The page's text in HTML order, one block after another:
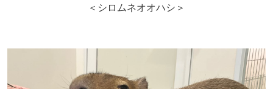
＜シロムネオオハシ＞